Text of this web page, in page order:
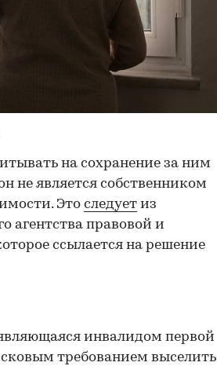
на сохранение за ним
не является собственником
Это следует из
агентства правовой и
ссылается на решение
инвалидом первой
требованием выселить